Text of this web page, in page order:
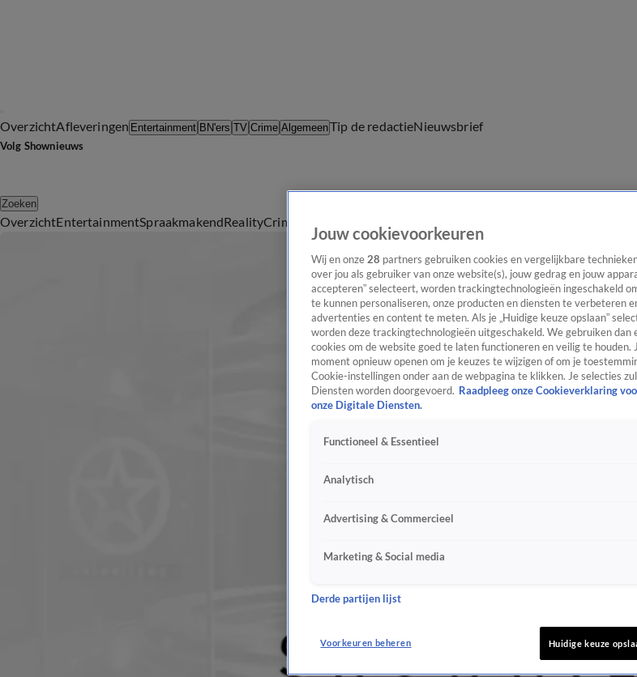
OverzichtAfleveringen Entertainment BN'ers TV Crime AlgemeenTip de redactieNieuwsbrief
Volg Shownieuws
Zoeken
OverzichtEntertainmentSpraakmakendRealityCrime
Jouw cookievoorkeuren
Wij en onze 28 partners gebruiken cookies en vergelijkbare
over jou als gebruiker van onze website(s), jouw gedrag en jouw
accepteren” selecteert, worden trackingtechnologieën ingeschakeld
te kunnen personaliseren, onze producten en diensten te verbeteren
advertenties en content te meten. Als je „Huidige keuze opslaan”
worden deze trackingtechnologieën uitgeschakeld. We gebruiken dan
cookies om de website goed te laten functioneren en veilig te houden.
moment opnieuw openen om je keuzes te wijzigen of om je
Cookie-instellingen onder aan de webpagina te klikken. Je selecties
Diensten worden doorgevoerd. Raadpleeg onze Cookieverklaring
onze Digitale Diensten.
Functioneel & Essentieel
Analytisch
Advertising & Commercieel
Marketing & Social media
Derde partijen lijst
Voorkeuren beheren Huidige keuze